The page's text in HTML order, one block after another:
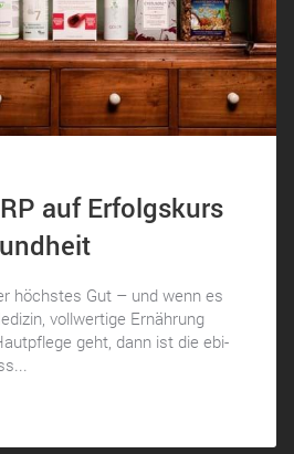
auf Erfolgskurs
höchstes Gut – und wenn es
vollwertige Ernährung
geht, dann ist die ebi-